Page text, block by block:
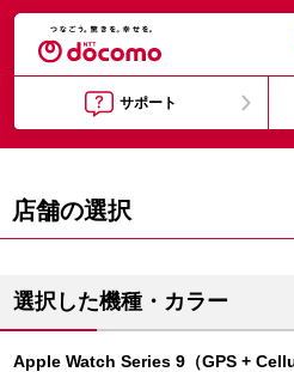
サポート
店舗の選択
選択した機種・カラー
Apple Watch Series 9（GPS +